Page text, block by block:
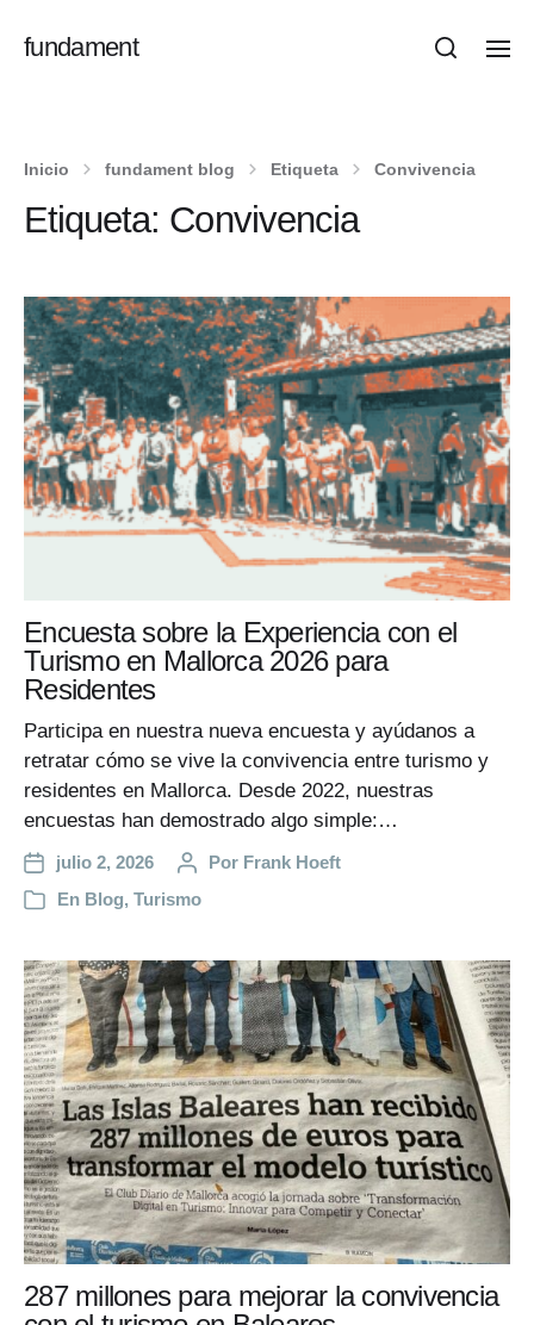
fundament
Inicio fundament blog Etiqueta Convivencia
Etiqueta: Convivencia
Encuesta sobre la Experiencia con el
Turismo en Mallorca 2026 para
Residentes
Participa en nuestra nueva encuesta y ayúdanos a
retratar cómo se vive la convivencia entre turismo y
residentes en Mallorca. Desde 2022, nuestras
encuestas han demostrado algo simple:…
julio 2, 2026 Por Frank Hoeft
En Blog, Turismo
287 millones para mejorar la convivencia